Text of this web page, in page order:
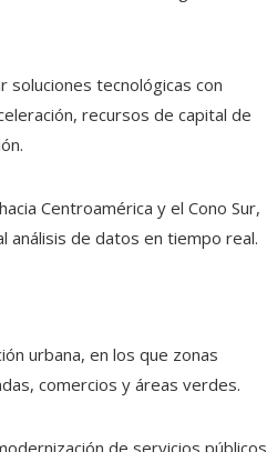
soluciones tecnológicas con
recursos de capital de
Centroamérica y el Cono Sur,
análisis de datos en tiempo real.
urbana, en los que zonas
comercios y áreas verdes.